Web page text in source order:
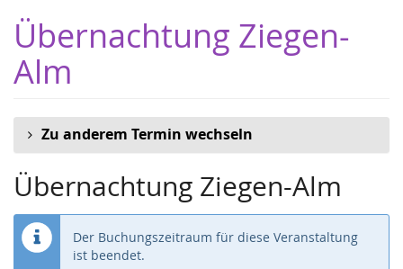
Zum
Haupt-
Inhalt
springen
Übernachtung Ziegen-
Alm
Zu anderem Termin wechseln
Übernachtung Ziegen-Alm
Der Buchungszeitraum für diese Veranstaltung
ist beendet.